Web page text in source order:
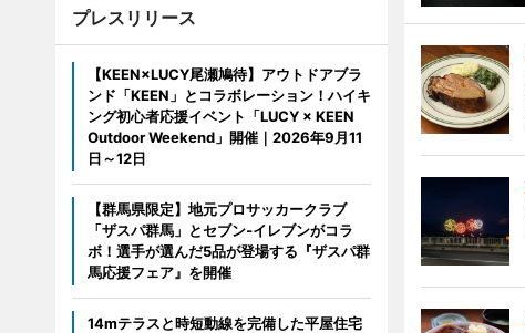
プレスリリース
【KEEN×LUCY尾瀬鳩待】アウトドアブラ
ンド「KEEN」とコラボレーション！ハイキ
ング初心者応援イベント「LUCY × KEEN
Outdoor Weekend」開催｜2026年9月11
日～12日
【群馬県限定】地元プロサッカークラブ
「ザスパ群馬」とセブン‐イレブンがコラ
ボ！選手が選んだ5品が登場する『ザスパ群
馬応援フェア』を開催
14mテラスと時短動線を完備した平屋住宅